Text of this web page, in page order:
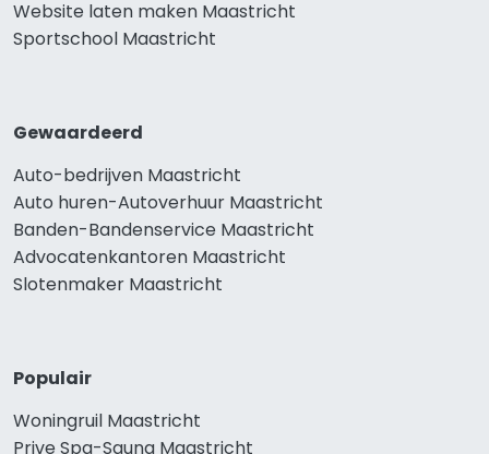
Website laten maken Maastricht
Sportschool Maastricht
Gewaardeerd
Auto-bedrijven Maastricht
Auto huren-Autoverhuur Maastricht
Banden-Bandenservice Maastricht
Advocatenkantoren Maastricht
Slotenmaker Maastricht
Populair
Woningruil Maastricht
Prive Spa-Sauna Maastricht